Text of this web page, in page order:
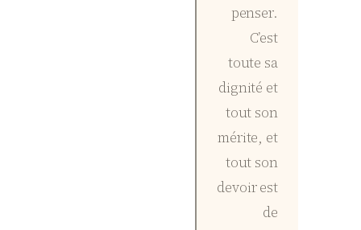
penser.
C’est
toute sa
dignité et
tout son
mérite, et
tout son
devoir est
de